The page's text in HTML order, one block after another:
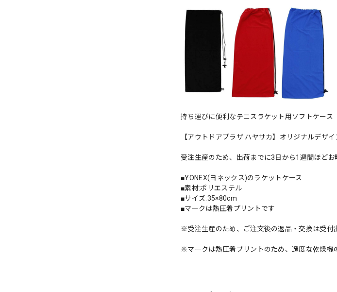
持ち運びに便利なテニスラケット用ソフトケース
【アウトドアプラザ ハヤサカ】オリジナルデザ
受注生産のため、出荷までに3日から1週間ほどお
■YONEX(ヨネックス)のラケットケース
■素材:ポリエステル
■サイズ:35×80cm
■マークは熱圧着プリントです
※受注生産のため、ご注文後の返品・交換は受付
※マークは熱圧着プリントのため、過度な乾燥機